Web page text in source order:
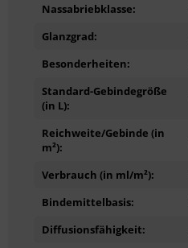
Nassabriebklasse:
Glanzgrad:
Besonderheiten:
Standard-Gebindegröße
(in L):
Reichweite/Gebinde (in
m²):
Verbrauch (in ml/m²):
Bindemittelbasis:
Diffusionsfähigkeit: